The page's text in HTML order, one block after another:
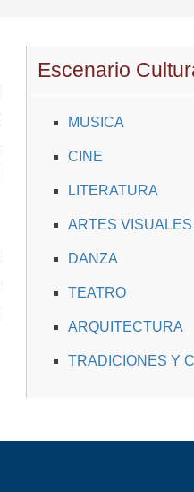
Escenario
MUSICA
CINE
LITERATURA
ARTES VISUALES
DANZA
TEATRO
ARQUITECTURA
TRADICIONES Y